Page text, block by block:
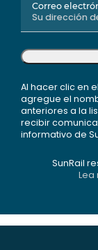
Correo
Al hacer clic en
agregue el
anteriores a la
recibir
informativo de
SunRail
Lea